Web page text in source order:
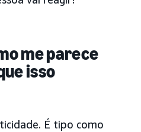
me parece
isso
É tipo como